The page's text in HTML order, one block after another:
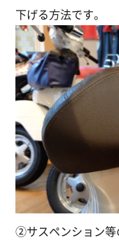
下げる方法です。
②サスペンション等